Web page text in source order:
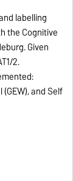
labelling
the Cognitive
Given
2.
and Self